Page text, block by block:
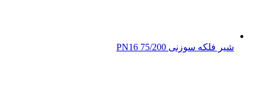
شیر فلکه سوزنی 75/200 PN16